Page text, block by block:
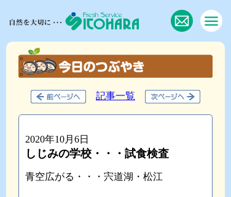
記事一覧
2020年10月6日
しじみの学校・・・試食検査
青空広がる・・・宍道湖・松江